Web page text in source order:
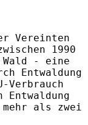
Vereinten
1990
- eine
Entwaldung
Verbrauch
Entwaldung
als zwei